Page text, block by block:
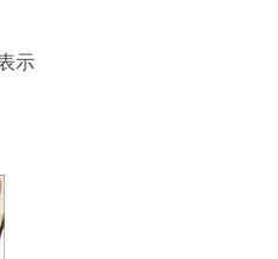
示